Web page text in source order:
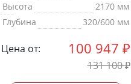
Высота
2170 мм
Глубина
320/600 мм
Цена от: 100 947 ₽
131 100₽